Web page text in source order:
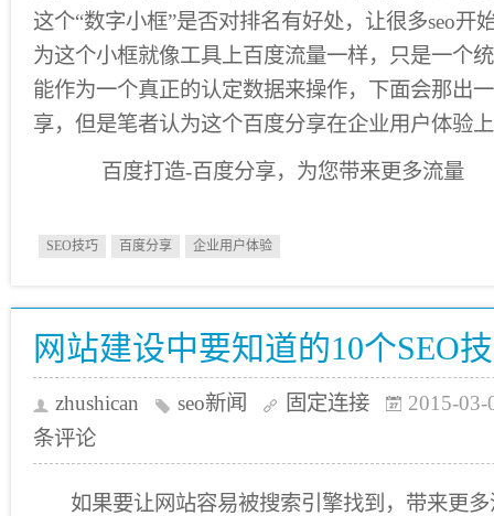
这个“数字小框”是否对排名有好处，让很多seo开
为这个小框就像工具上百度流量一样，只是一个
能作为一个真正的认定数据来操作，下面会那出
享，但是笔者认为这个百度分享在企业用户体验
百度打造-百度分享，为您带来更多流量
SEO技巧 百度分享 企业用户体验
网站建设中要知道的10个SEO
zhushican seo新闻 固定连接
2015-03-
条评论
如果要让网站容易被搜索引擎找到，带来更